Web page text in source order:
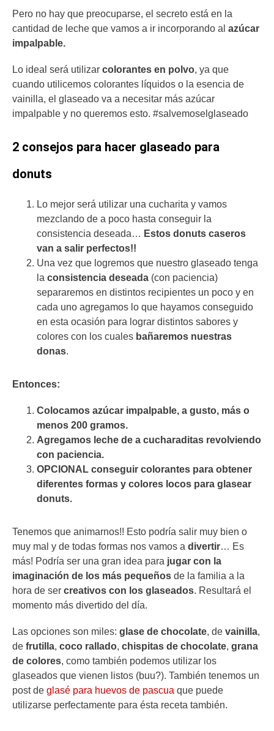
Pero no hay que preocuparse, el secreto está en la
cantidad de leche que vamos a ir incorporando al azúcar
impalpable.
Lo ideal será utilizar colorantes en polvo, ya que
cuando utilicemos colorantes líquidos o la esencia de
vainilla, el glaseado va a necesitar más azúcar
impalpable y no queremos esto. #salvemoselglaseado
2 consejos para hacer glaseado para
donuts
Lo mejor será utilizar una cucharita y vamos
mezclando de a poco hasta conseguir la
consistencia deseada… Estos donuts caseros
van a salir perfectos!!
Una vez que logremos que nuestro glaseado tenga
la consistencia deseada (con paciencia)
separaremos en distintos recipientes un poco y en
cada uno agregamos lo que hayamos conseguido
en esta ocasión para lograr distintos sabores y
colores con los cuales bañaremos nuestras
donas.
Entonces:
Colocamos azúcar impalpable, a gusto, más o
menos 200 gramos.
Agregamos leche de a cucharaditas revolviendo
con paciencia.
OPCIONAL conseguir colorantes para obtener
diferentes formas y colores locos para glasear
donuts.
Tenemos que animarnos!! Esto podría salir muy bien o
muy mal y de todas formas nos vamos a divertir… Es
más! Podría ser una gran idea para jugar con la
imaginación de los más pequeños de la familia a la
hora de ser creativos con los glaseados. Resultará el
momento más divertido del día.
Las opciones son miles: glase de chocolate, de vainilla,
de frutilla, coco rallado, chispitas de chocolate, grana
de colores, como también podemos utilizar los
glaseados que vienen listos (buu?). También tenemos un
post de glasé para huevos de pascua que puede
utilizarse perfectamente para ésta receta también.